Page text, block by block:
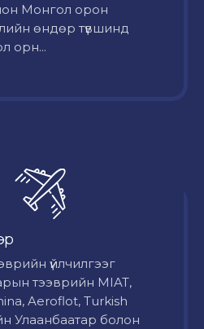
Монгол орон
өндөр түвшинд
орн...
үйлчилгээг
тээврийн MIAT,
Aeroflot, Turkish
Улаанбаатар болон